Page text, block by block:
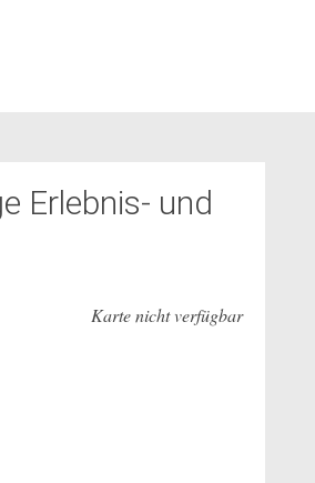
Erlebnis- und
Karte nicht verfügbar